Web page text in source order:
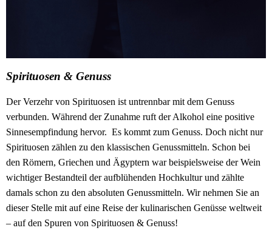
Spirituosen & Genuss
Der Verzehr von Spirituosen ist untrennbar mit dem Genuss
verbunden. Während der Zunahme ruft der Alkohol eine positive
Sinnesempfindung hervor. Es kommt zum Genuss. Doch nicht nur
Spirituosen zählen zu den klassischen Genussmitteln. Schon bei
den Römern, Griechen und Ägyptern war beispielsweise der Wein
wichtiger Bestandteil der aufblühenden Hochkultur und zählte
damals schon zu den absoluten Genussmitteln. Wir nehmen Sie an
dieser Stelle mit auf eine Reise der kulinarischen Genüsse weltweit
– auf den Spuren von Spirituosen & Genuss!